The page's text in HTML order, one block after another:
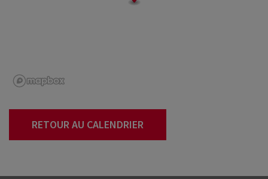
RETOUR AU CALENDRIER